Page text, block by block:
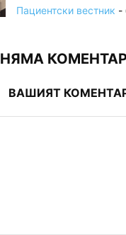
Пациентски вестник -
НЯМА
ВАШИЯТ